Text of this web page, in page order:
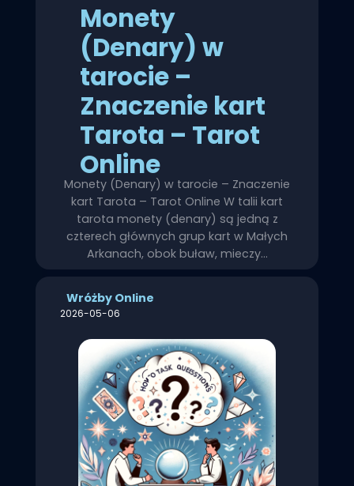
Monety
(Denary) w
tarocie –
Znaczenie kart
Tarota – Tarot
Online
Monety (Denary) w tarocie – Znaczenie
kart Tarota – Tarot Online W talii kart
tarota monety (denary) są jedną z
czterech głównych grup kart w Małych
Arkanach, obok buław, mieczy…
Wróżby Online
2026-05-06